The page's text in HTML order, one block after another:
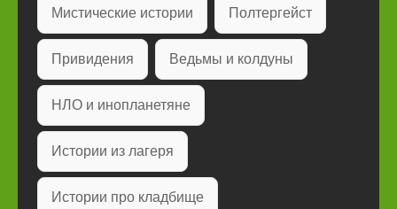
Мистические истории Полтергейст
Привидения Ведьмы и колдуны
НЛО и инопланетяне
Истории из лагеря
Истории про кладбище